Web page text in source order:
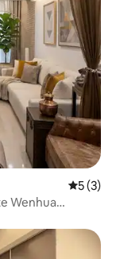
5 de
5 (3)
Wenhua
central
a 1 minuto